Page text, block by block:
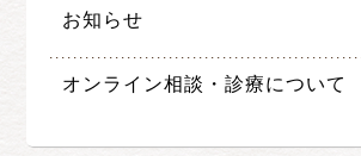
お知らせ
オンライン相談・診療について